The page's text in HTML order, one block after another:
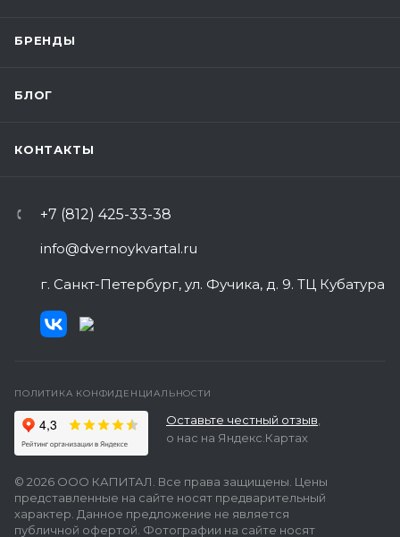
БРЕНДЫ
БЛОГ
КОНТАКТЫ
+7 (812) 425-33-38
info@dvernoykvartal.ru
г. Санкт-Петербург, ул. Фучика, д. 9. ТЦ Кубатура
ПОЛИТИКА КОНФИДЕНЦИАЛЬНОСТИ
Оставьте честный отзыв
о нас на Яндекс.Картах
© 2026 ООО КАПИТАЛ. Все права защищены. Цены
представленные на сайте носят предварительный
характер. Данное предложение не является
публичной офертой. Фотографии на сайте носят